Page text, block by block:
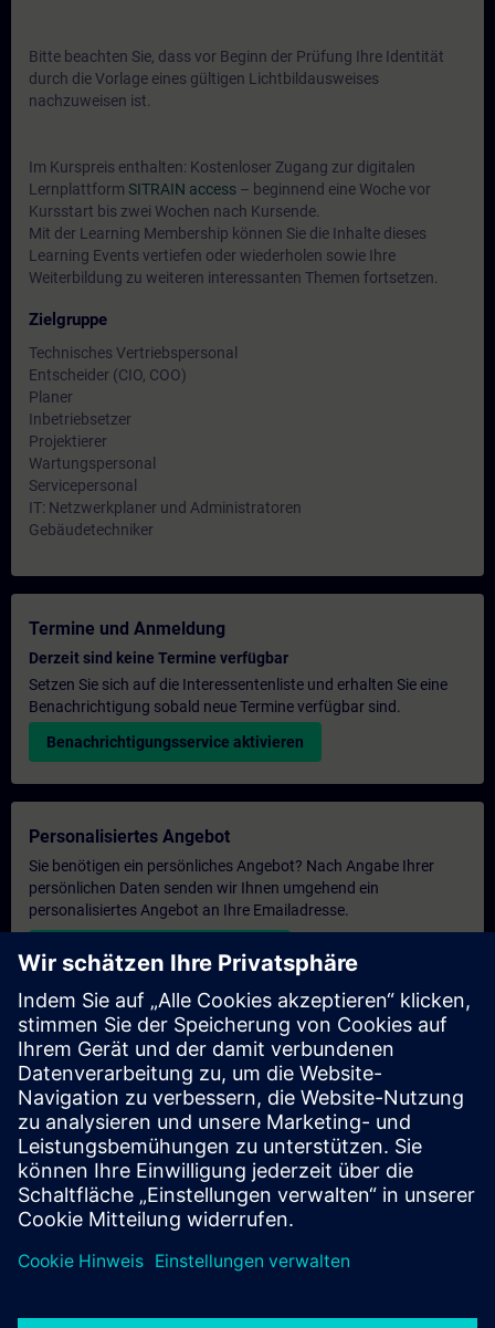
Bitte beachten Sie, dass vor Beginn der Prüfung Ihre Identität
durch die Vorlage eines gültigen Lichtbildausweises
nachzuweisen ist.
Im Kurspreis enthalten: Kostenloser Zugang zur digitalen
Lernplattform SITRAIN access – beginnend eine Woche vor
Kursstart bis zwei Wochen nach Kursende.
Mit der Learning Membership können Sie die Inhalte dieses
Learning Events vertiefen oder wiederholen sowie Ihre
Weiterbildung zu weiteren interessanten Themen fortsetzen.
Zielgruppe
Technisches Vertriebspersonal
Entscheider (CIO, COO)
Planer
Inbetriebsetzer
Projektierer
Wartungspersonal
Servicepersonal
IT: Netzwerkplaner und Administratoren
Gebäudetechniker
Termine und Anmeldung
Derzeit sind keine Termine verfügbar
Setzen Sie sich auf die Interessentenliste und erhalten Sie eine
Benachrichtigung sobald neue Termine verfügbar sind.
Benachrichtigungsservice aktivieren
Personalisiertes Angebot
Sie benötigen ein persönliches Angebot? Nach Angabe Ihrer
persönlichen Daten senden wir Ihnen umgehend ein
personalisiertes Angebot an Ihre Emailadresse.
Persönliches Angebot zusenden
Anfrage Exklusivtraining
Haben Sie Bedarf an einem höheren Schulungsangebot und
brauchen ein exklusives Training – entweder vor Ort bei Ihnen,
virtuell oder in einem SITRAIN Trainingscenter? Nachdem Sie
uns Ihre persönlichen Daten und Ihren Trainingsbedarf
übermittelt haben, bekommen Sie von uns ein Angebot für eine
exklusive Schulung.
Exklusives Angebot anfragen